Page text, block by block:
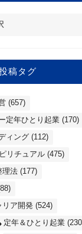
稿タグ
(657)
定年ひとり起業(170)
ィング(112)
リチュアル(475)
理法(177)
リア開発(524)
定年＆ひとり起業